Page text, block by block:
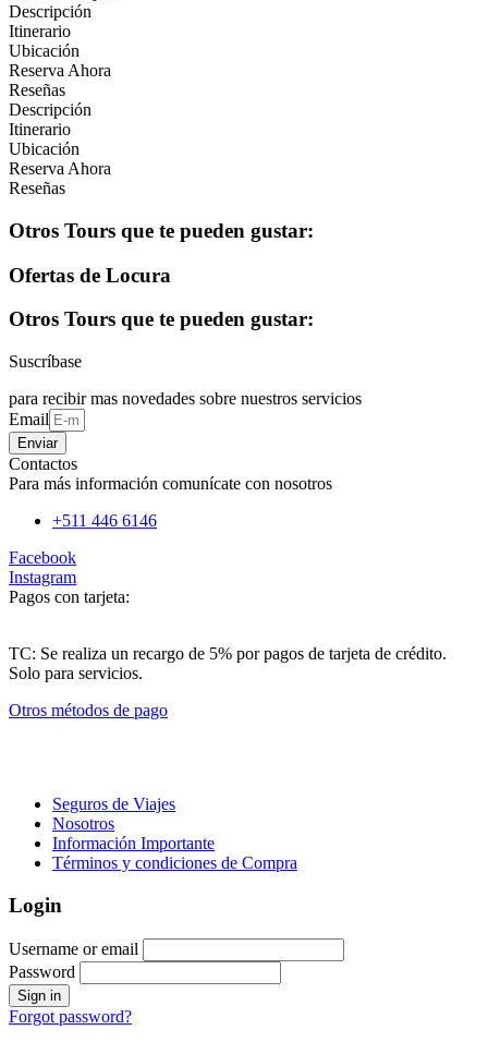
Descripción
Itinerario
Ubicación
Reserva Ahora
Reseñas
Descripción
Itinerario
Ubicación
Reserva Ahora
Reseñas
Otros Tours que te pueden gustar:​
Ofertas de Locura
Otros Tours que te pueden gustar:
Suscríbase
para recibir mas novedades sobre nuestros servicios
Email
Enviar
Contactos
Para más información comunícate con nosotros
+511 446 6146
Facebook
Instagram
Pagos con tarjeta:
TC: Se realiza un recargo de 5% por pagos de tarjeta de crédito.
Solo para servicios.
Otros métodos de pago
Seguros de Viajes
Nosotros
Información Importante
Términos y condiciones de Compra
Login
Username or email
Password
Forgot password?